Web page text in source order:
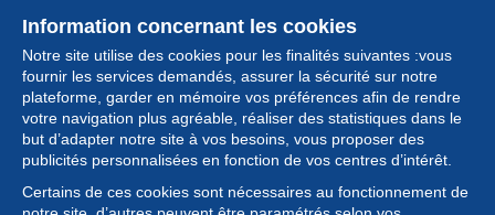
Information concernant les cookies
Notre site utilise des cookies pour les finalités suivantes :vous
fournir les services demandés, assurer la sécurité sur notre
plateforme, garder en mémoire vos préférences afin de rendre
votre navigation plus agréable, réaliser des statistiques dans le
but d’adapter notre site à vos besoins, vous proposer des
publicités personnalisées en fonction de vos centres d’intérêt.
Certains de ces cookies sont nécessaires au fonctionnement de
Collection
Actualités